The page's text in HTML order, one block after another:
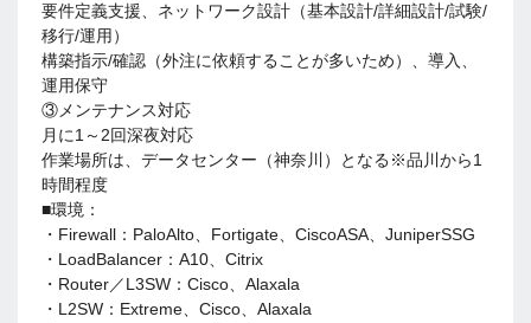
要件定義支援、ネットワーク設計（基本設計/詳細設計/試験/
移行/運用）
構築指示/確認（外注に依頼することが多いため）、導入、
運用保守
③メンテナンス対応
月に1～2回深夜対応
作業場所は、データセンター（神奈川）となる※品川から1
時間程度
■環境：
・Firewall：PaloAlto、Fortigate、CiscoASA、JuniperSSG
・LoadBalancer：A10、Citrix
・Router／L3SW：Cisco、Alaxala
・L2SW：Extreme、Cisco、Alaxala